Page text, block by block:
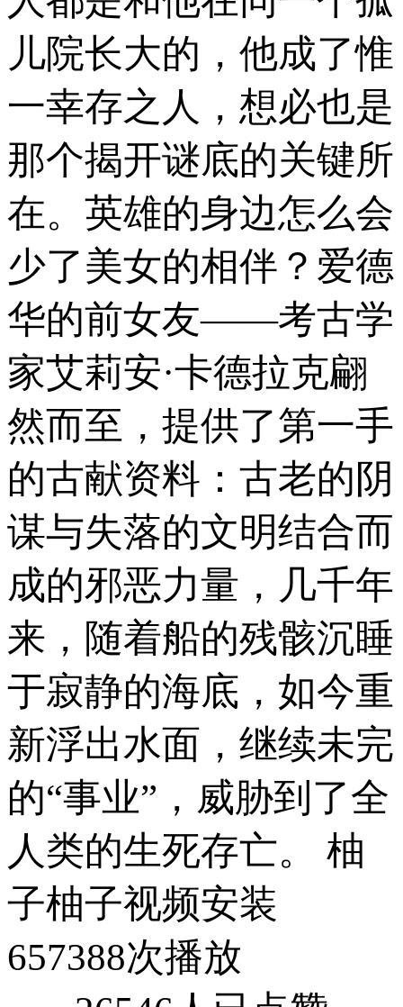
儿院长大的，他成了惟
一幸存之人，想必也是
那个揭开谜底的关键所
在。英雄的身边怎么会
少了美女的相伴？爱德
华的前女友——考古学
家艾莉安·卡德拉克翩
然而至，提供了第一手
的古献资料：古老的阴
谋与失落的文明结合而
成的邪恶力量，几千年
来，随着船的残骸沉睡
于寂静的海底，如今重
新浮出水面，继续未完
的“事业”，威胁到了全
人类的生死存亡。 柚
子柚子视频安装
657388次播放